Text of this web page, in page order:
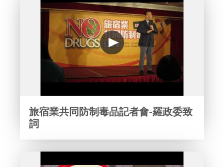
旅宿業共同防制毒品記者會-羅政委致
詞